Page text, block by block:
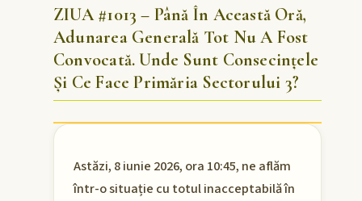
ZIUA #1013 – Până În Această Oră,
Adunarea Generală Tot Nu A Fost
Convocată. Unde Sunt Consecințele
Și Ce Face Primăria Sectorului 3?
Astăzi, 8 iunie 2026, ora 10:45, ne aflăm
într-o situație cu totul inacceptabilă în